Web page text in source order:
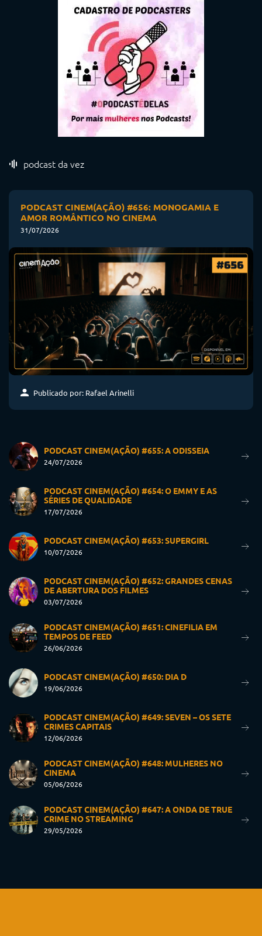
podcast da vez
PODCAST CINEM(AÇÃO) #656: MONOGAMIA E
AMOR ROMÂNTICO NO CINEMA
31/07/2026
Publicado por: Rafael Arinelli
PODCAST CINEM(AÇÃO) #655: A ODISSEIA
24/07/2026
PODCAST CINEM(AÇÃO) #654: O EMMY E AS
SÉRIES DE QUALIDADE
17/07/2026
PODCAST CINEM(AÇÃO) #653: SUPERGIRL
10/07/2026
PODCAST CINEM(AÇÃO) #652: GRANDES CENAS
DE ABERTURA DOS FILMES
03/07/2026
PODCAST CINEM(AÇÃO) #651: CINEFILIA EM
TEMPOS DE FEED
26/06/2026
PODCAST CINEM(AÇÃO) #650: DIA D
19/06/2026
PODCAST CINEM(AÇÃO) #649: SEVEN – OS SETE
CRIMES CAPITAIS
12/06/2026
PODCAST CINEM(AÇÃO) #648: MULHERES NO
CINEMA
05/06/2026
PODCAST CINEM(AÇÃO) #647: A ONDA DE TRUE
CRIME NO STREAMING
29/05/2026